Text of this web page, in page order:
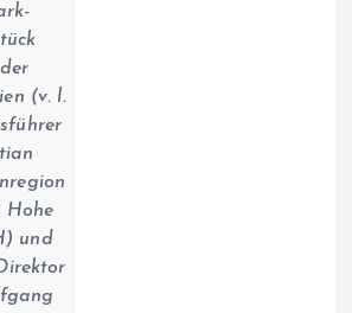
(v. l.
Hohe
und